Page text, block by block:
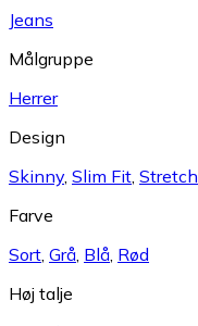
Jeans
Målgruppe
Herrer
Design
Skinny, Slim Fit, Stretch
Farve
Sort, Grå, Blå, Rød
Høj talje